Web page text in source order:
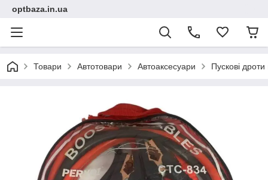
optbaza.in.ua
Товари Автотовари Автоаксесуари Пускові